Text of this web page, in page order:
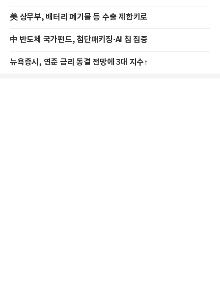
美 상무부, 배터리 폐기물 등 수출 제한키로
中 반도체 국가펀드, 첨단패키징·AI 칩 집중
뉴욕증시, 연준 금리 동결 전망에 3대 지수↑